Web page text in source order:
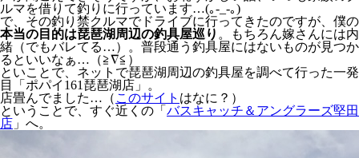
ルマを借りて釣りに行っています…(｡-_-｡)
で、その釣り禁クルマでドライブに行ってきたのですが、僕の
本当の目的は琵琶湖周辺の釣具屋巡り 。もちろん嫁さんには内
緒（でもバレてる…）。普段通う釣具屋にはないものが見つか
るといいなぁ…（≧∇≦）
といことで、ネットで琵琶湖周辺の釣具屋を調べて行った一発
目「ポパイ161琵琶湖店」。
店畳んでました…（ このサイト はなに？）
ということで、すぐ近くの「 バスキャッチ＆アングラーズ堅田
店 」へ。